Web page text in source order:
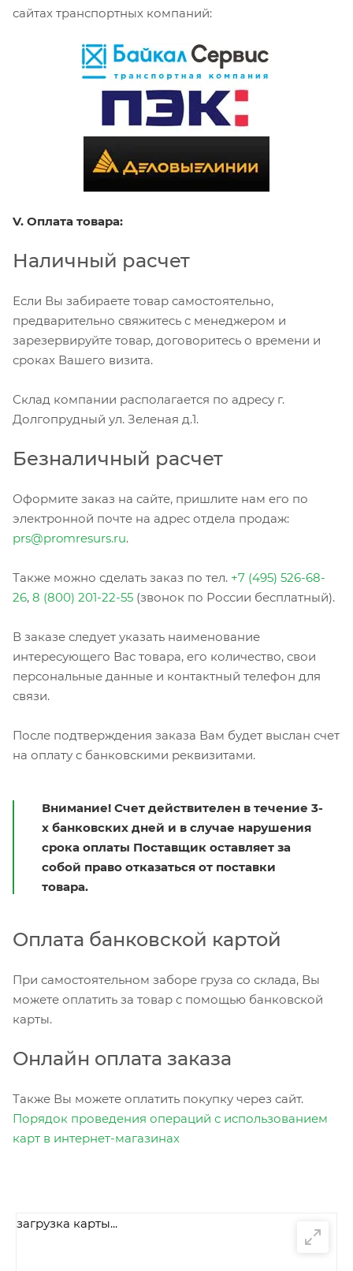
сайтах транспортных компаний:
V. Оплата товара:
Наличный расчет
Если Вы забираете товар самостоятельно,
предварительно свяжитесь с менеджером и
зарезервируйте товар, договоритесь о времени и
сроках Вашего визита.
Склад компании располагается по адресу г.
Долгопрудный ул. Зеленая д.1.
Безналичный расчет
Оформите заказ на сайте, пришлите нам его по
электронной почте на адрес отдела продаж:
prs@promresurs.ru.
Также можно сделать заказ по тел. +7 (495) 526-68-
26, 8 (800) 201-22-55 (звонок по России бесплатный).
В заказе следует указать наименование
интересующего Вас товара, его количество, свои
персональные данные и контактный телефон для
связи.
После подтверждения заказа Вам будет выслан счет
на оплату с банковскими реквизитами.
Внимание! Счет действителен в течение 3-
х банковских дней и в случае нарушения
срока оплаты Поставщик оставляет за
собой право отказаться от поставки
товара.
Оплата банковской картой
При самостоятельном заборе груза со склада, Вы
можете оплатить за товар с помощью банковской
карты.
Онлайн оплата заказа
Также Вы можете оплатить покупку через сайт.
Порядок проведения операций с использованием
карт в интернет-магазинах
загрузка карты...